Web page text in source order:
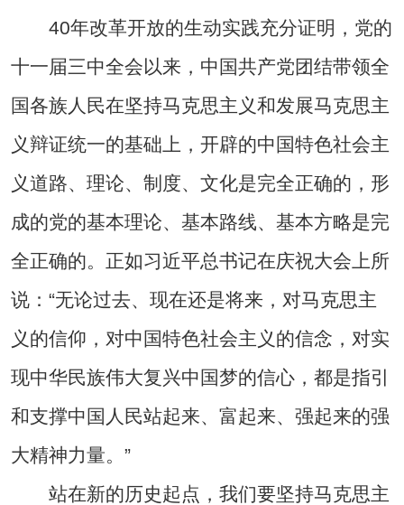
40年改革开放的生动实践充分证明，党的
十一届三中全会以来，中国共产党团结带领全
国各族人民在坚持马克思主义和发展马克思主
义辩证统一的基础上，开辟的中国特色社会主
义道路、理论、制度、文化是完全正确的，形
成的党的基本理论、基本路线、基本方略是完
全正确的。正如习近平总书记在庆祝大会上所
说：“无论过去、现在还是将来，对马克思主
义的信仰，对中国特色社会主义的信念，对实
现中华民族伟大复兴中国梦的信心，都是指引
和支撑中国人民站起来、富起来、强起来的强
大精神力量。”
站在新的历史起点，我们要坚持马克思主